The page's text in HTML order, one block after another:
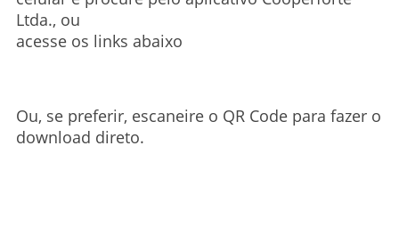
Ltda., ou
acesse os links abaixo
Ou, se preferir, escaneire o QR Code para fazer o
download direto.